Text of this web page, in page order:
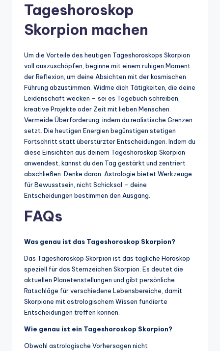
Tageshoroskop
Skorpion machen
Um die Vorteile des heutigen Tageshoroskops Skorpion
voll auszuschöpfen, beginne mit einem ruhigen Moment
der Reflexion, um deine Absichten mit der kosmischen
Führung abzustimmen. Widme dich Tätigkeiten, die deine
Leidenschaft wecken – sei es Tagebuch schreiben,
kreative Projekte oder Zeit mit lieben Menschen.
Vermeide Überforderung, indem du realistische Grenzen
setzt. Die heutigen Energien begünstigen stetigen
Fortschritt statt überstürzter Entscheidungen. Indem du
diese Einsichten aus deinem Tageshoroskop Skorpion
anwendest, kannst du den Tag gestärkt und zentriert
abschließen. Denke daran: Astrologie bietet Werkzeuge
für Bewusstsein, nicht Schicksal – deine
Entscheidungen bestimmen den Ausgang.
FAQs
Was genau ist das Tageshoroskop Skorpion?
Das Tageshoroskop Skorpion ist das tägliche Horoskop
speziell für das Sternzeichen Skorpion. Es deutet die
aktuellen Planetenstellungen und gibt persönliche
Ratschläge für verschiedene Lebensbereiche, damit
Skorpione mit astrologischem Wissen fundierte
Entscheidungen treffen können.
Wie genau ist ein Tageshoroskop Skorpion?
Obwohl astrologische Vorhersagen nicht